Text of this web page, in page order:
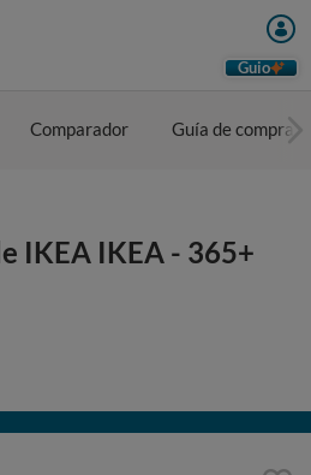
Guio
Comparador Guía de compra
IKEA IKEA - 365+